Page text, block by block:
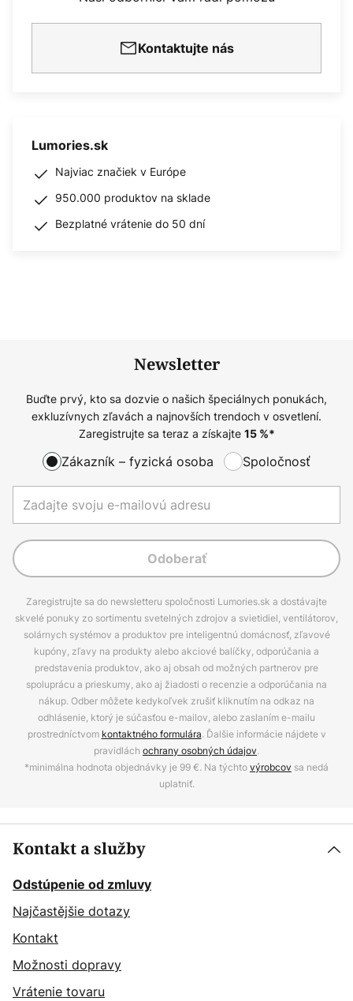
Kontaktujte nás
Lumories.sk
Najviac značiek v Európe
950.000 produktov na sklade
Bezplatné vrátenie do 50 dní
Newsletter
Buďte prvý, kto sa dozvie o našich špeciálnych ponukách,
exkluzívnych zľavách a najnovších trendoch v osvetlení.
Zaregistrujte sa teraz a získajte 15%*
Zákazník – fyzická osoba Spoločnosť
Odoberať
Zaregistrujte sa do newsletteru spoločnosti Lumories.sk a dostávajte
skvelé ponuky zo sortimentu svetelných zdrojov a svietidiel, ventilátorov,
solárnych systémov a produktov pre inteligentnú domácnosť, zľavové
kupóny, zľavy na produkty alebo akciové balíčky, odporúčania a
predstavenia produktov, ako aj obsah od možných partnerov pre
spoluprácu a prieskumy, ako aj žiadosti o recenzie a odporúčania na
nákup. Odber môžete kedykoľvek zrušiť kliknutím na odkaz na
odhlásenie, ktorý je súčasťou e-mailov, alebo zaslaním e-mailu
prostredníctvom kontaktného formulára. Ďalšie informácie nájdete v
pravidlách ochrany osobných údajov.
*minimálna hodnota objednávky je 99 €. Na týchtovýrobcov sa nedá
uplatniť.
Kontakt a služby
Odstúpenie od zmluvy
Najčastějšie dotazy
Kontakt
Možnosti dopravy
Vrátenie tovaru